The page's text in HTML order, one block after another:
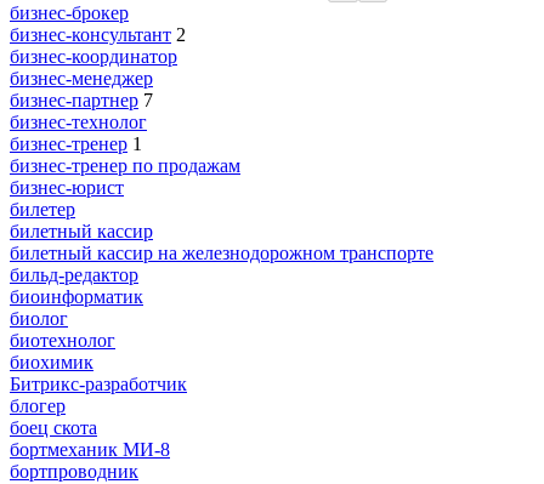
бизнес-брокер
бизнес-консультант 2
бизнес-координатор
бизнес-менеджер
бизнес-партнер 7
бизнес-технолог
бизнес-тренер 1
бизнес-тренер по продажам
бизнес-юрист
билетер
билетный кассир
билетный кассир на железнодорожном транспорте
бильд-редактор
биоинформатик
биолог
биотехнолог
биохимик
Битрикс-разработчик
блогер
боец скота
бортмеханик МИ-8
бортпроводник